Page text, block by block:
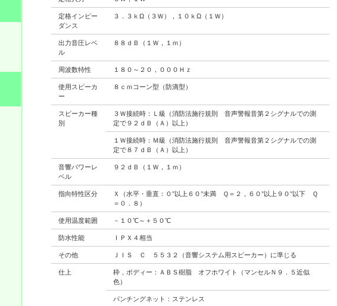
定格インピー
ダンス
３．３ｋΩ（３Ｗ），１０ｋΩ（１Ｗ）
出力音圧レベ
ル
８８ｄＢ（１Ｗ，１ｍ）
周波数特性 １８０～２０，０００Ｈｚ
使用スピーカ
ー
８ｃｍコーン型（防滴型）
スピーカー種
別
３Ｗ接続時：Ｌ級（消防法施行規則 音声警報音第２シグナルでの測
定で９２ｄＢ（Ａ）以上）
１Ｗ接続時：Ｍ級（消防法施行規則 音声警報音第２シグナルでの測
定で８７ｄＢ（Ａ）以上）
音響パワーレ
ベル
９２ｄＢ（１Ｗ，１ｍ）
指向特性区分
Ｘ（水平・垂直：０°以上６０°未満 Ｑ＝２，６０°以上９０°以下 Ｑ
＝０．８）
使用温度範囲 －１０℃～＋５０℃
防水性能 ＩＰＸ４相当
その他 ＪＩＳ Ｃ ５５３２（音響システム用スピーカー）に準じる
仕上
枠，ボディー：ＡＢＳ樹脂 オフホワイト（マンセルＮ９．５近似
色）
パンチングネット：ステンレス